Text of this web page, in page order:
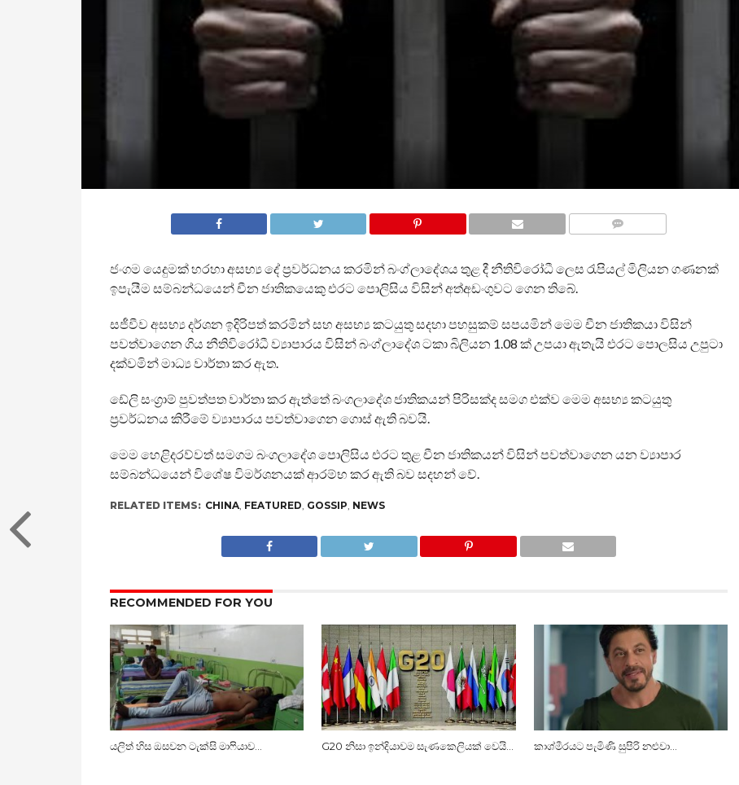
ජංගම යෙදුමක් හරහා අසභ්‍ය දේ ප්‍රවර්ධනය කරමින් බංග්ලාදේශය තුළ දී නීතිවිරෝධී ලෙස රැපියල් මිලියන ගණනක්
ඉපැයීම සම්බන්ධයෙන් චීන ජාතිකයෙකු එරට පොලිසිය විසින් අත්අඩංගුවට ගෙන තිබේ.
සජීවීව අසභ්‍ය දර්ශන ඉදිරිපත් කරමින් සහ අසභ්‍ය කටයුතු සදහා පහසුකම් සපයමින් මෙම චීන ජාතිකයා විසින්
පවත්වාගෙන ගිය නීතිවිරෝධී ව්‍යාපාරය විසින් බංග්ලාදේශ ටකා බිලියන 1.08 ක් උපයා ඇතැයි එරට පොලසිය උපුටා
දක්වමින් මාධ්‍ය වාර්තා කර ඇත.
ඩේලි සංග්‍රාම් පුවත්පත වාර්තා කර ඇත්තේ බංගලාදේශ ජාතිකයන් පිරිසක්ද සමග එක්ව මෙම අසභ්‍ය කටයුතු
ප්‍රවර්ධනය කිරීමේ ව්‍යාපාරය පවත්වාගෙන ගොස් ඇති බවයි.
මෙම හෙළිදරව්වත් සමගම බංගලාදේශ පොලිසිය එරට තුළ චීන ජාතිකයන් විසින් පවත්වාගෙන යන ව්‍යාපාර
සම්බන්ධයෙන් විශේෂ විමර්ශනයක් ආරම්භ කර ඇති බව සදහන් වේ.
RELATED ITEMS: CHINA, FEATURED, GOSSIP, NEWS
RECOMMENDED FOR YOU
යලිත් හිස ඔසවන ටැක්සි මාෆියාව… G20 නිසා ඉන්දියාවම සැණකෙලියක් වෙයි… කාශ්මීරයට පැමිණි සුපිරි නළුවා…